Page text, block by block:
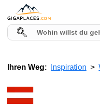
Ihren Weg: Inspiration